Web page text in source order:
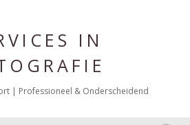
IN
| Professioneel & Onderscheidend